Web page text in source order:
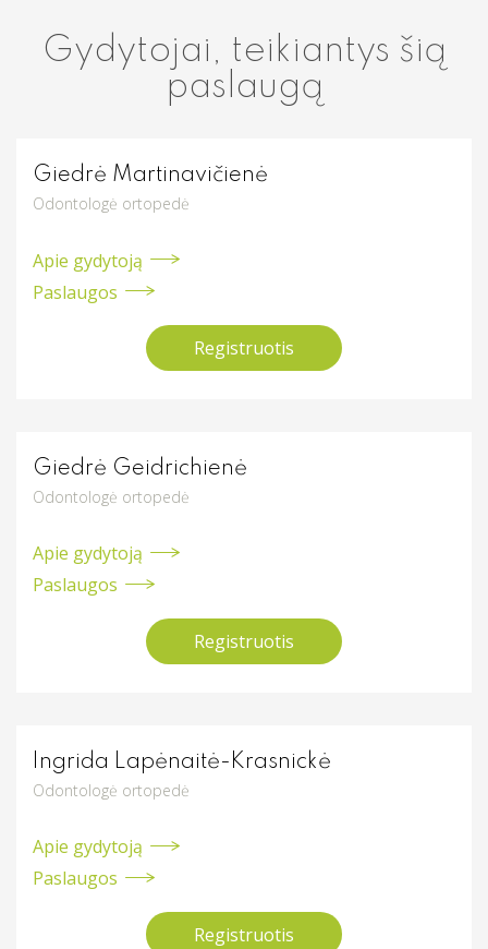
Gydytojai, teikiantys šią
paslaugą
Giedrė Martinavičienė
Odontologė ortopedė
Apie gydytoją
Paslaugos
Registruotis
Giedrė Geidrichienė
Odontologė ortopedė
Apie gydytoją
Paslaugos
Registruotis
Ingrida Lapėnaitė-Krasnickė
Odontologė ortopedė
Apie gydytoją
Paslaugos
Registruotis